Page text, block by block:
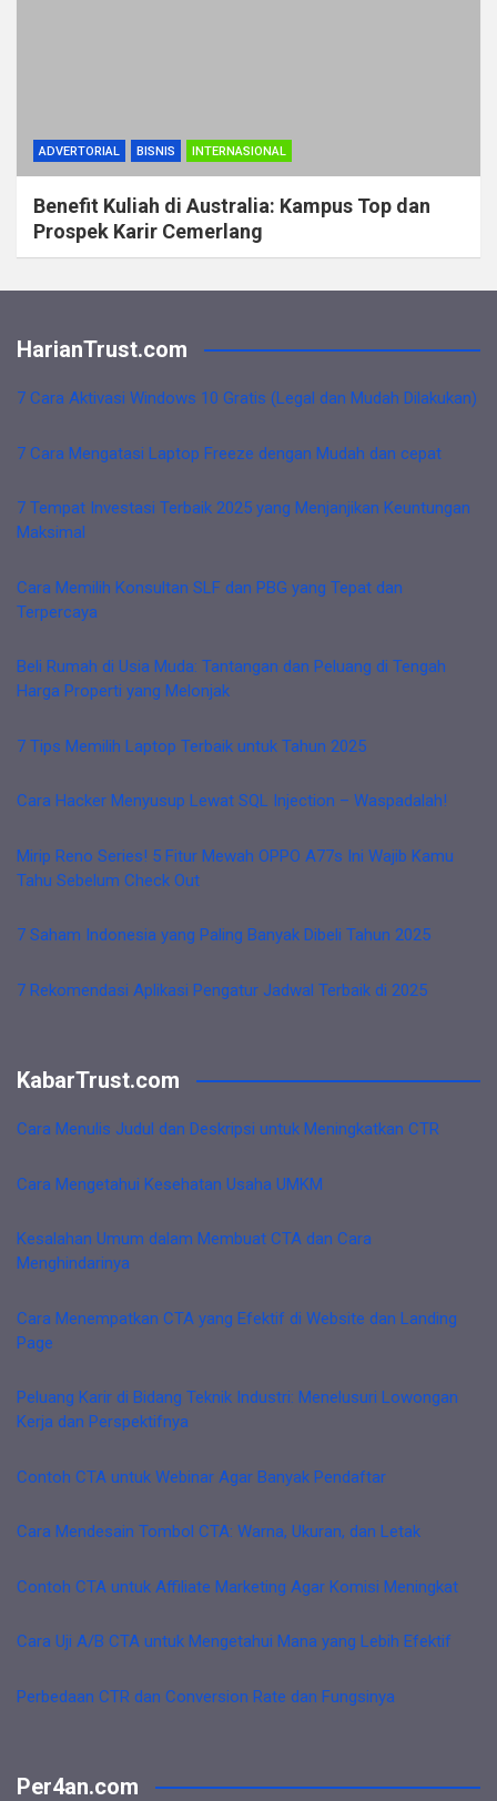
ADVERTORIAL BISNIS INTERNASIONAL
Benefit Kuliah di Australia: Kampus Top dan
Prospek Karir Cemerlang
HarianTrust.com
7 Cara Aktivasi Windows 10 Gratis (Legal dan Mudah Dilakukan)
7 Cara Mengatasi Laptop Freeze dengan Mudah dan cepat
7 Tempat Investasi Terbaik 2025 yang Menjanjikan Keuntungan
Maksimal
Cara Memilih Konsultan SLF dan PBG yang Tepat dan
Terpercaya
Beli Rumah di Usia Muda: Tantangan dan Peluang di Tengah
Harga Properti yang Melonjak
7 Tips Memilih Laptop Terbaik untuk Tahun 2025
Cara Hacker Menyusup Lewat SQL Injection – Waspadalah!
Mirip Reno Series! 5 Fitur Mewah OPPO A77s Ini Wajib Kamu
Tahu Sebelum Check Out
7 Saham Indonesia yang Paling Banyak Dibeli Tahun 2025
7 Rekomendasi Aplikasi Pengatur Jadwal Terbaik di 2025
KabarTrust.com
Cara Menulis Judul dan Deskripsi untuk Meningkatkan CTR
Cara Mengetahui Kesehatan Usaha UMKM
Kesalahan Umum dalam Membuat CTA dan Cara
Menghindarinya
Cara Menempatkan CTA yang Efektif di Website dan Landing
Page
Peluang Karir di Bidang Teknik Industri: Menelusuri Lowongan
Kerja dan Perspektifnya
Contoh CTA untuk Webinar Agar Banyak Pendaftar
Cara Mendesain Tombol CTA: Warna, Ukuran, dan Letak
Contoh CTA untuk Affiliate Marketing Agar Komisi Meningkat
Cara Uji A/B CTA untuk Mengetahui Mana yang Lebih Efektif
Perbedaan CTR dan Conversion Rate dan Fungsinya
Per4an.com